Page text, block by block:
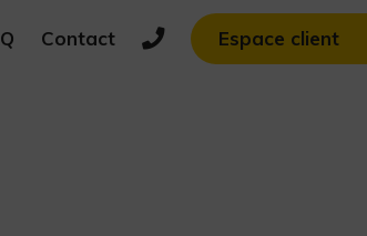
Contact Espace client